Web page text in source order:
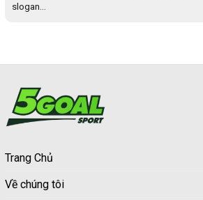
slogan...
Trang Chủ
Về chúng tôi